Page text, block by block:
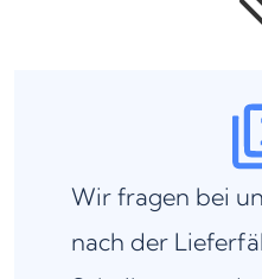
Wir fragen bei
nach der